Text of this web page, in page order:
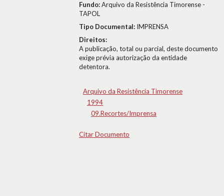
Fundo:Arquivo da Resistência Timorense -
TAPOL
Tipo Documental: IMPRENSA
Direitos:
A publicação, total ou parcial, deste documento
exige prévia autorização da entidade
detentora.
Arquivo da Resistência Timorense
1994
09.Recortes/Imprensa
Citar Documento